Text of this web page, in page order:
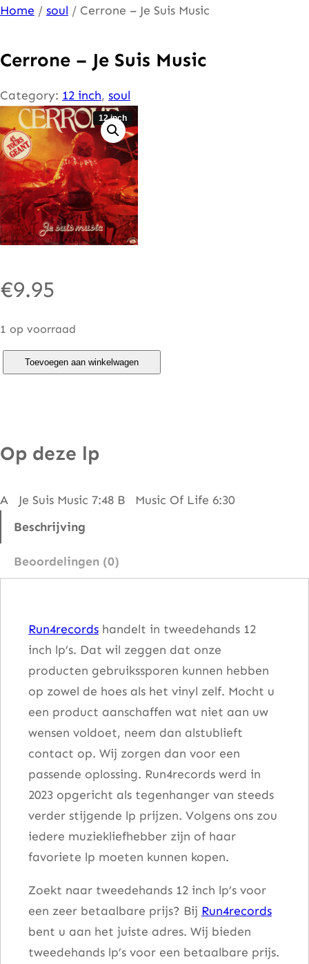
Ga
de
inhoud
Home / soul / Cerrone – Je Suis Music
Cerrone – Je Suis Music
Category: 12 inch, soul
12 inch
€9.95
1 op voorraad
n
–
e
Toevoegen aan winkelwagen
Op deze lp
A Je Suis Music 7:48 B Music Of Life 6:30
Beschrijving
Beoordelingen (0)
Run4records handelt in tweedehands 12
inch lp’s. Dat wil zeggen dat onze
producten gebruikssporen kunnen hebben
op zowel de hoes als het vinyl zelf. Mocht u
een product aanschaffen wat niet aan uw
wensen voldoet, neem dan alstublieft
contact op. Wij zorgen dan voor een
passende oplossing. Run4records werd in
2023 opgericht als tegenhanger van steeds
verder stijgende lp prijzen. Volgens ons zou
iedere muziekliefhebber zijn of haar
favoriete lp moeten kunnen kopen.
Zoekt naar tweedehands 12 inch lp’s voor
een zeer betaalbare prijs? Bij Run4records
bent u aan het juiste adres. Wij bieden
tweedehands lp’s voor een betaalbare prijs.